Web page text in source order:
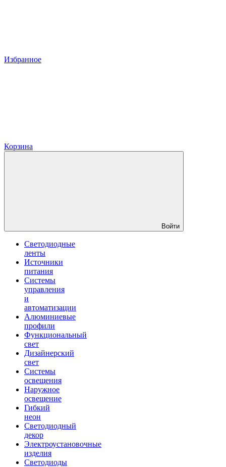
Избранное
Корзина
Войти
Светодиодные
ленты
Источники
питания
Системы
управления
и
автоматизации
Алюминиевые
профили
Функциональный
свет
Дизайнерский
свет
Системы
освещения
Наружное
освещение
Гибкий
неон
Светодиодный
декор
Электроустановочные
изделия
Светодиоды